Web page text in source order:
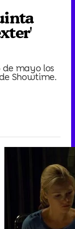
de mayo los
Showtime.